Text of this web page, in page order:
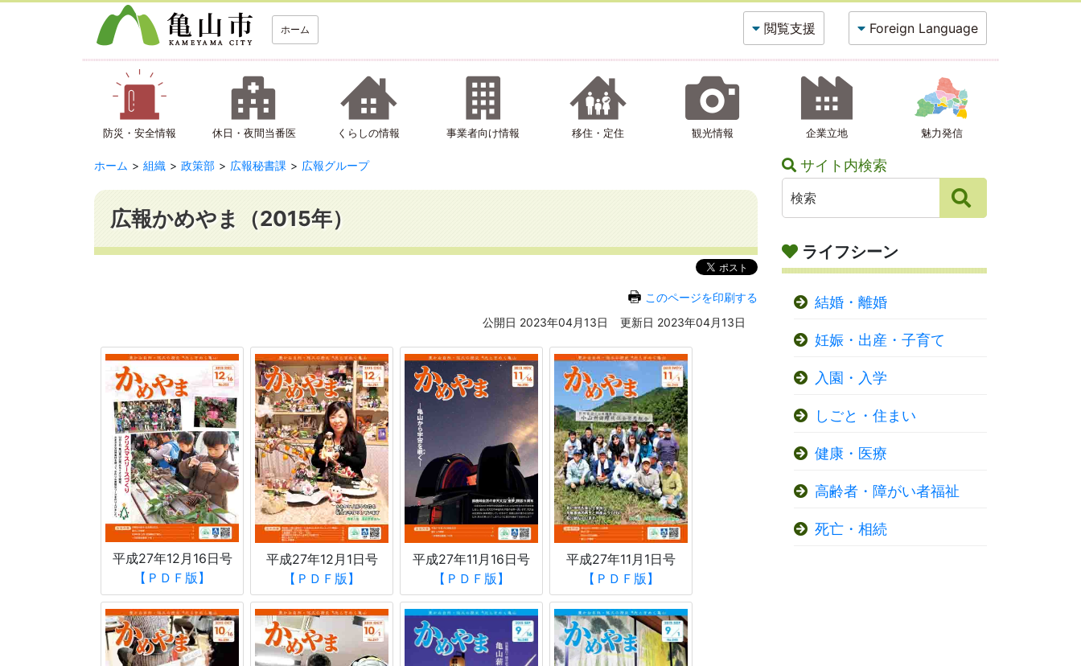
ホーム 閲覧支援 Foreign Language
防災・安全情報 休日・夜間当番医 くらしの情報 事業者向け情報 移住・定住 観光情報 企業立地 魅力発信
ホーム 組織 政策部 広報秘書課 広報グループ
広報かめやま（2015年）
このページを印刷する
公開日 2023年04月13日
更新日 2023年04月13日
平成27年12月16日号
【ＰＤＦ版】
平成27年12月1日号
【ＰＤＦ版】
平成27年11月16日号
【ＰＤＦ版】
平成27年11月1日号
【ＰＤＦ版】
サイト内検索
ライフシーン
結婚・離婚
妊娠・出産・子育て
入園・入学
しごと・住まい
健康・医療
高齢者・障がい者福祉
死亡・相続